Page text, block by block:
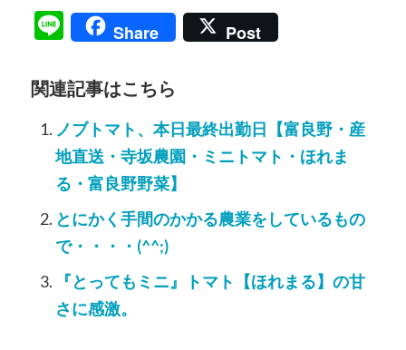
LineShare Post
関連記事はこちら
ノブトマト、本日最終出勤日【富良野・産
地直送・寺坂農園・ミニトマト・ほれま
る・富良野野菜】
とにかく手間のかかる農業をしているもの
で・・・・(^^;)
『とってもミニ』トマト【ほれまる】の甘
さに感激。